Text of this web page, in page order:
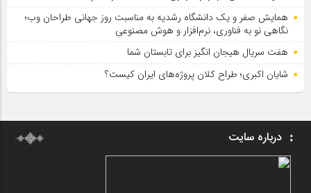
همایش صفر و یک دانشگاه رشدیه به مناسبت روز جهانی طراحان وب؛
نگاهی نو به فناوری، نرم‌افزار و هوش مصنوعی
هفت سریال هیجان انگیز برای تابستان شما
شایان اکبری؛ طراح کلان پروژه‌های ایران کیست؟
درباره سایت